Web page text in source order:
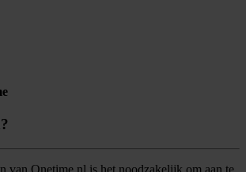
van Onetime.nl is het noodzakelijk om aan te